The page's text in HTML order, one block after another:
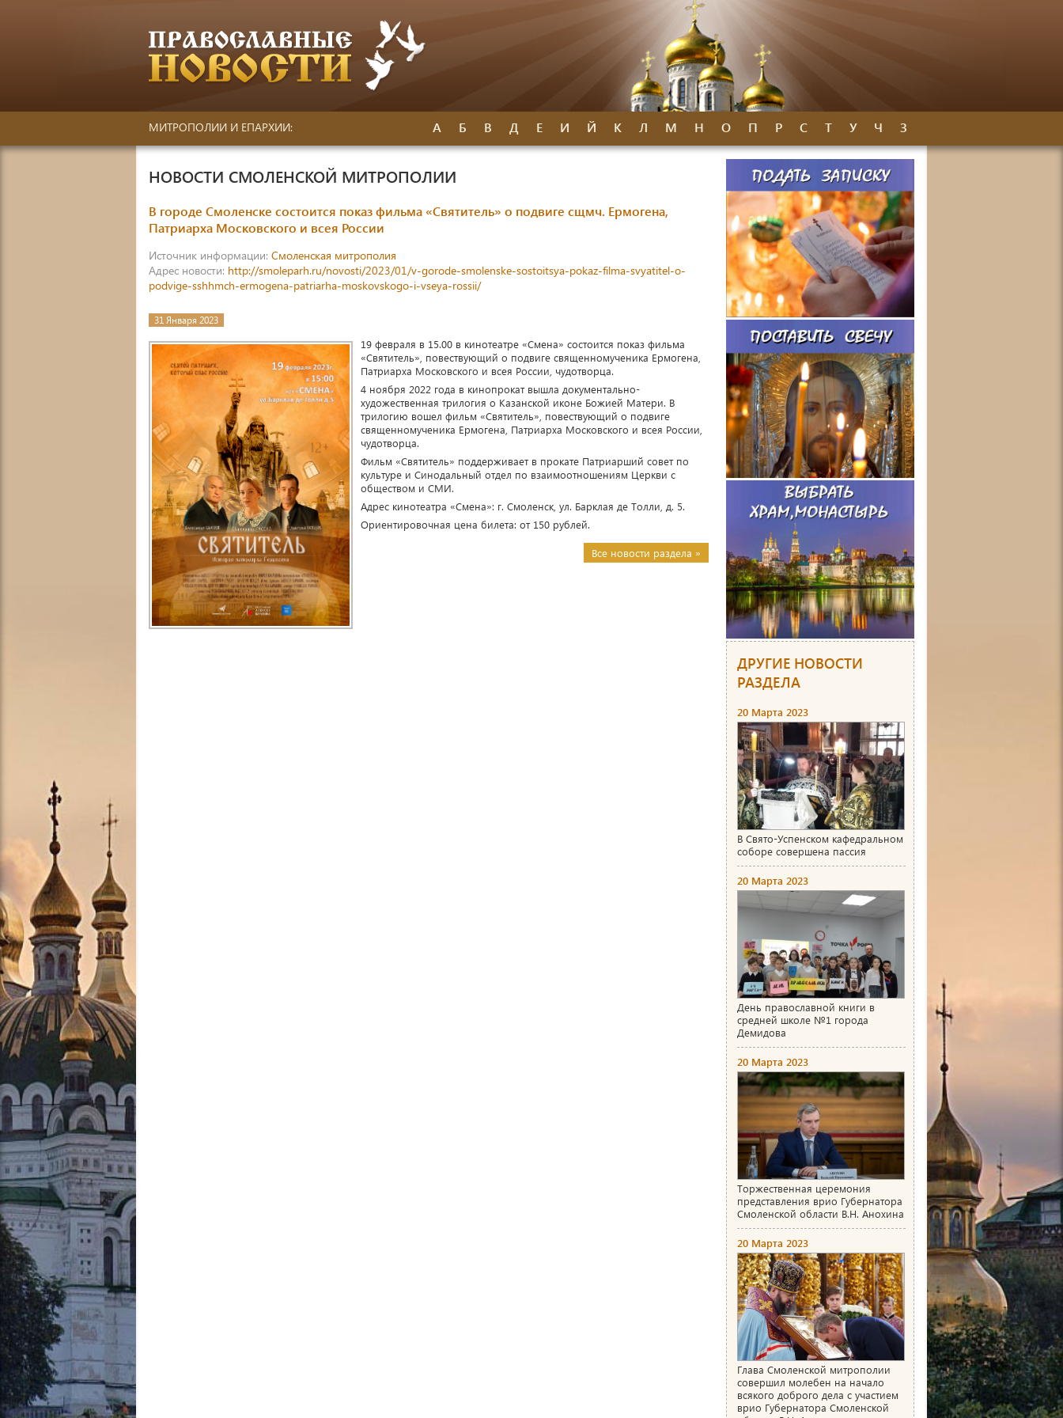
МИТРОПОЛИИ И ЕПАРХИИ: А Б В Д Е И Й К Л М Н О П Р С Т У Ч З
НОВОСТИ СМОЛЕНСКОЙ МИТРОПОЛИИ
В городе Смоленске состоится показ фильма «Святитель» о подвиге сщмч. Ермогена,
Патриарха Московского и всея России
Источник информации: Смоленская митрополия
Адрес новости: http://smoleparh.ru/novosti/2023/01/v-gorode-smolenske-sostoitsya-pokaz-filma-svyatitel-o-
podvige-sshhmch-ermogena-patriarha-moskovskogo-i-vseya-rossii/
31 Января 2023
19 февраля в 15.00 в кинотеатре «Смена» состоится показ фильма
«Святитель», повествующий о подвиге священномученика Ермогена,
Патриарха Московского и всея России, чудотворца.
4 ноября 2022 года в кинопрокат вышла документально-
художественная трилогия о Казанской иконе Божией Матери. В
трилогию вошел фильм «Святитель», повествующий о подвиге
священномученика Ермогена, Патриарха Московского и всея России,
чудотворца.
Фильм «Святитель» поддерживает в прокате Патриарший совет по
культуре и Синодальный отдел по взаимоотношениям Церкви с
обществом и СМИ.
Адрес кинотеатра «Смена»: г. Смоленск, ул. Барклая де Толли, д. 5.
Ориентировочная цена билета: от 150 рублей.
Все новости раздела »
ДРУГИЕ НОВОСТИ
РАЗДЕЛА
20 Марта 2023
В Свято-Успенском кафедральном
соборе совершена пассия
20 Марта 2023
День православной книги в
средней школе №1 города
Демидова
20 Марта 2023
Торжественная церемония
представления врио Губернатора
Смоленской области В.Н. Анохина
20 Марта 2023
Глава Смоленской митрополии
совершил молебен на начало
всякого доброго дела с участием
врио Губернатора Смоленской